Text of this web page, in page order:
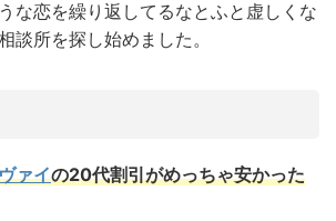
な恋を繰り返してるなとふと虚しくな
談所を探し始めました。
ァイの20代割引がめっちゃ安かった